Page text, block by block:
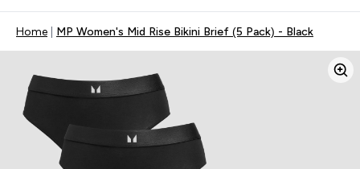
Home MP Women's Mid Rise Bikini Brief (5 Pack) - Black